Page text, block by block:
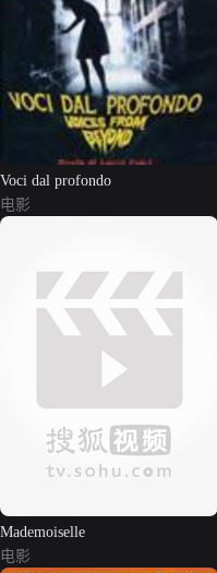
Voci dal profondo
电影
Mademoiselle
电影